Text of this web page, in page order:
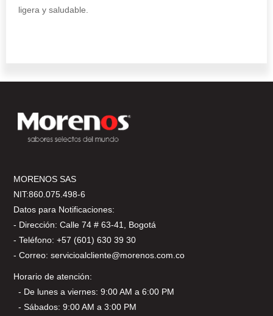
ligera y saludable.
MORENOS SAS
NIT:860.075.498-6
Datos para Notificaciones:
- Dirección: Calle 74 # 63-41, Bogotá
- Teléfono: +57 (601) 630 39 30
- Correo: servicioalcliente@morenos.com.co
Horario de atención:
- De lunes a viernes: 9:00 AM a 6:00 PM
- Sábados: 9:00 AM a 3:00 PM